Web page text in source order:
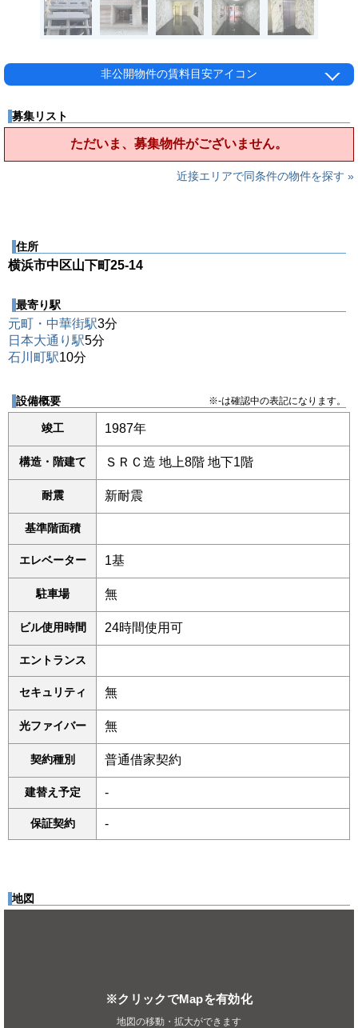
非公開物件の賃料目安アイコン
募集リスト
ただいま、募集物件がございません。
近接エリアで同条件の物件を探す »
住所
横浜市中区山下町25-14
最寄り駅
元町・中華街駅3分
日本大通り駅5分
石川町駅10分
設備概要 ※-は確認中の表記になります。
竣工 1987年
構造・階建て ＳＲＣ造 地上8階 地下1階
耐震 新耐震
基準階面積
エレベーター 1基
駐車場 無
ビル使用時間 24時間使用可
エントランス
セキュリティ 無
光ファイバー 無
契約種別 普通借家契約
建替え予定 -
保証契約 -
地図
※クリックでMapを有効化
地図の移動・拡大ができます